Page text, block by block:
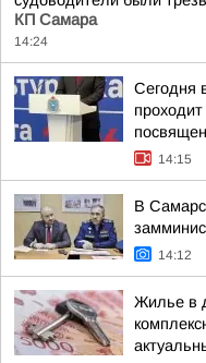
КП Самара
14:24
Сегодня
14:15
В
14:12
Жилье в